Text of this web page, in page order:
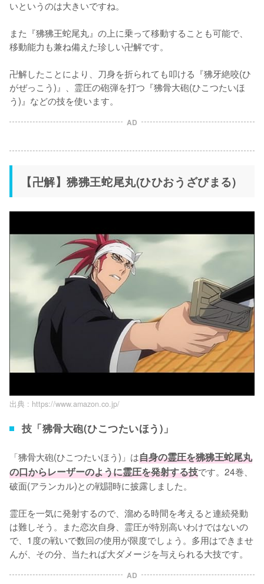
いというのは大きいですね。
また『狒狒王蛇尾丸』の上に乗って移動することも可能で、
移動能力も兼ね備えた珍しい卍解です。
卍解したことにより、刀身を折られても叩ける『狒牙絶咬(ひ
がぜっこう)』、霊圧の砲弾を打つ『狒骨大砲(ひこつたいほ
う)』などの技を使います。
AD
【卍解】狒狒王蛇尾丸(ひひおうざびまる)
出典 : https://www.amazon.co.jp/
技「狒骨大砲(ひこつたいほう)」
「狒骨大砲(ひこつたいほう)」は自身の霊圧を狒狒王蛇尾丸
の口からレーザーのように霊圧を発射する技です。24巻、
破面(アランカル)との戦闘時に披露しました。
霊圧を一気に発射するので、溜める時間を考えると連続発動
は難しそう。また恋次自身、霊圧が特別高いわけではないの
で、1度の戦いで数回の使用が限度でしょう。多用はできませ
んが、その分、当たれば大ダメージを与えられる大技です。
AD